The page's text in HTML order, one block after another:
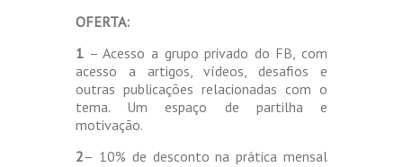
OFERTA:
1 – Acesso a grupo privado do FB, com
acesso a artigos, vídeos, desafios e
outras publicações relacionadas com o
tema. Um espaço de partilha e
motivação.
2– 10% de desconto na prática mensal